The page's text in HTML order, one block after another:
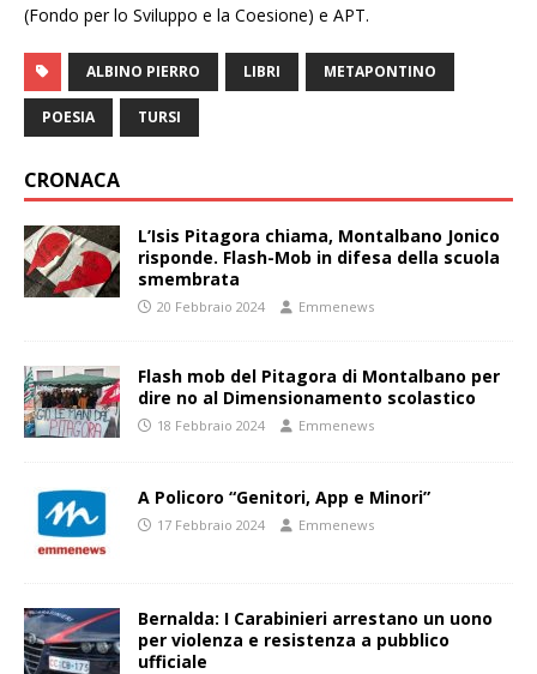
(Fondo per lo Sviluppo e la Coesione) e APT.
ALBINO PIERRO LIBRI METAPONTINO
POESIA TURSI
CRONACA
L’Isis Pitagora chiama, Montalbano Jonico
risponde. Flash-Mob in difesa della scuola
smembrata
20 Febbraio 2024 Emmenews
Flash mob del Pitagora di Montalbano per
dire no al Dimensionamento scolastico
18 Febbraio 2024 Emmenews
A Policoro “Genitori, App e Minori”
17 Febbraio 2024 Emmenews
Bernalda: I Carabinieri arrestano un uono
per violenza e resistenza a pubblico
ufficiale